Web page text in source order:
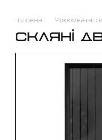
Головна Міжкімнатні
СКЛЯНІ